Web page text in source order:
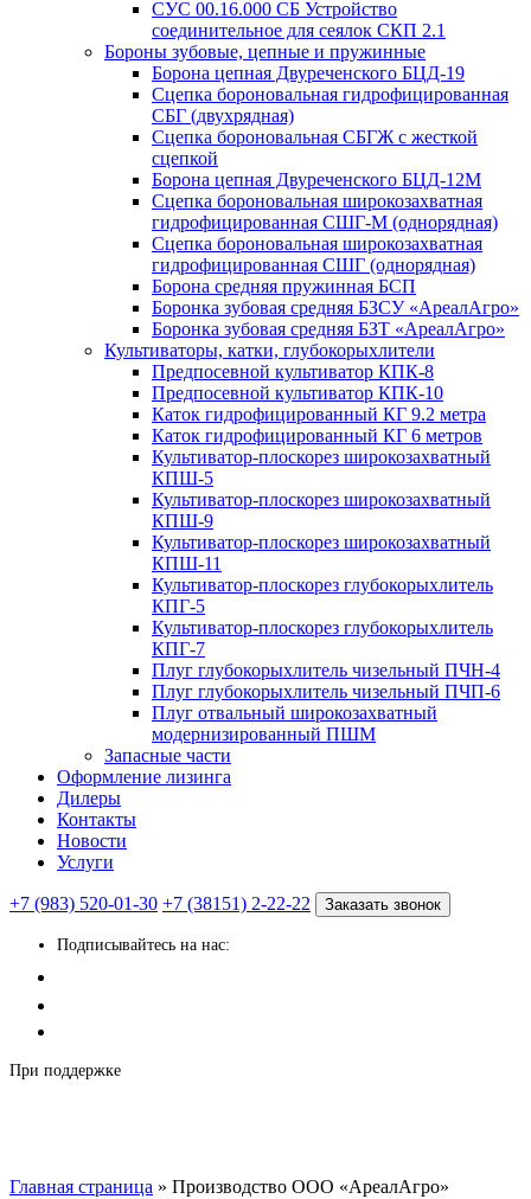
СУС 00.16.000 СБ Устройство
соединительное для сеялок СКП 2.1
Бороны зубовые, цепные и пружинные
Борона цепная Двуреченского БЦД-19
Сцепка бороновальная гидрофицированная
СБГ (двухрядная)
Сцепка бороновальная СБГЖ с жесткой
сцепкой
Борона цепная Двуреченского БЦД-12М
Сцепка бороновальная широкозахватная
гидрофицированная СШГ-М (однорядная)
Сцепка бороновальная широкозахватная
гидрофицированная СШГ (однорядная)
Борона средняя пружинная БСП
Боронка зубовая средняя БЗСУ «АреалАгро»
Боронка зубовая средняя БЗТ «АреалАгро»
Культиваторы, катки, глубокорыхлители
Предпосевной культиватор КПК-8
Предпосевной культиватор КПК-10
Каток гидрофицированный КГ 9.2 метра
Каток гидрофицированный КГ 6 метров
Культиватор-плоскорез широкозахватный
КПШ-5
Культиватор-плоскорез широкозахватный
КПШ-9
Культиватор-плоскорез широкозахватный
КПШ-11
Культиватор-плоскорез глубокорыхлитель
КПГ-5
Культиватор-плоскорез глубокорыхлитель
КПГ-7
Плуг глубокорыхлитель чизельный ПЧН-4
Плуг глубокорыхлитель чизельный ПЧП-6
Плуг отвальный широкозахватный
модернизированный ПШМ
Запасные части
Оформление лизинга
Дилеры
Контакты
Новости
Услуги
+7 (983) 520-01-30 +7 (38151) 2-22-22 Заказать звонок
Подписывайтесь на нас:
При поддержке
Главная страница » Производство ООО «АреалАгро»